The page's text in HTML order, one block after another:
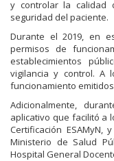
y controlar la calidad
seguridad del paciente.
Durante el 2019, en
permisos de
establecimientos
vigilancia y control. A
funcionamiento emitidos
Adicionalmente,
aplicativo que facilitó a
Certificación
Ministerio de Salud
Hospital General